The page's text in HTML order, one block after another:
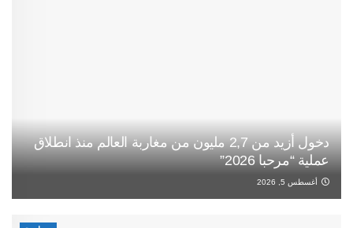
دخول أزيد من 2,7 مليون من مغاربة العالم منذ انطلاق
عملية “مرحبا 2026”
أغسطس 5, 2026